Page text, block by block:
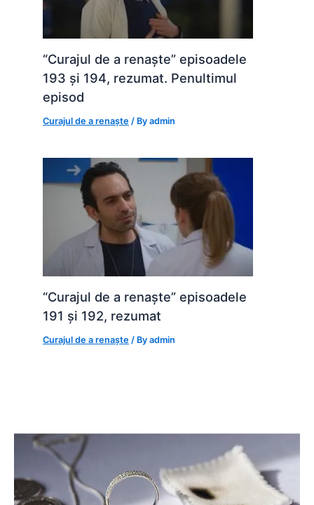
“Curajul de a renaște” episoadele
193 și 194, rezumat. Penultimul
episod
Curajul de a renaște / Byadmin
“Curajul de a renaște” episoadele
191 și 192, rezumat
Curajul de a renaște / Byadmin